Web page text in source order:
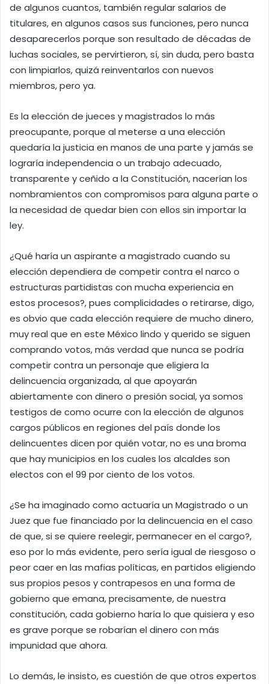
de algunos cuantos, también regular salarios de
titulares, en algunos casos sus funciones, pero nunca
desaparecerlos porque son resultado de décadas de
luchas sociales, se pervirtieron, sí, sin duda, pero basta
con limpiarlos, quizá reinventarlos con nuevos
miembros, pero ya.
Es la elección de jueces y magistrados lo más
preocupante, porque al meterse a una elección
quedaría la justicia en manos de una parte y jamás se
lograría independencia o un trabajo adecuado,
transparente y ceñido a la Constitución, nacerían los
nombramientos con compromisos para alguna parte o
la necesidad de quedar bien con ellos sin importar la
ley.
¿Qué haría un aspirante a magistrado cuando su
elección dependiera de competir contra el narco o
estructuras partidistas con mucha experiencia en
estos procesos?, pues complicidades o retirarse, digo,
es obvio que cada elección requiere de mucho dinero,
muy real que en este México lindo y querido se siguen
comprando votos, más verdad que nunca se podría
competir contra un personaje que eligiera la
delincuencia organizada, al que apoyarán
abiertamente con dinero o presión social, ya somos
testigos de como ocurre con la elección de algunos
cargos públicos en regiones del país donde los
delincuentes dicen por quién votar, no es una broma
que hay municipios en los cuales los alcaldes son
electos con el 99 por ciento de los votos.
¿Se ha imaginado como actuaría un Magistrado o un
Juez que fue financiado por la delincuencia en el caso
de que, si se quiere reelegir, permanecer en el cargo?,
eso por lo más evidente, pero sería igual de riesgoso o
peor caer en las mafias políticas, en partidos eligiendo
sus propios pesos y contrapesos en una forma de
gobierno que emana, precisamente, de nuestra
constitución, cada gobierno haría lo que quisiera y eso
es grave porque se robarían el dinero con más
impunidad que ahora.
Lo demás, le insisto, es cuestión de que otros expertos